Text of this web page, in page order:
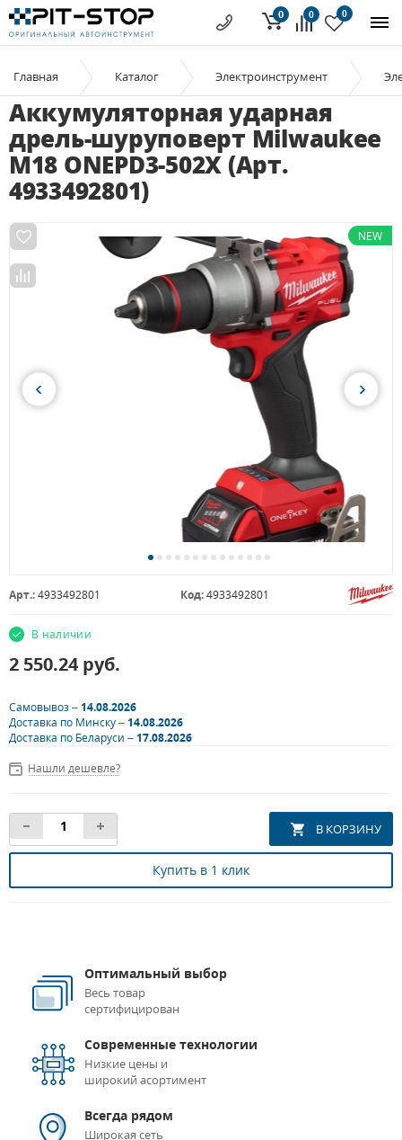
0 0
0
Главная Каталог Электроинструмент
Аккумуляторная ударная
дрель-шуруповерт Milwaukee
M18 ONEPD3-502X (Арт.
4933492801)
NEW
Арт.:4933492801 Код:4933492801
В наличии
2 550.24 руб.
Самовывоз –14.08.2026
Доставка по Минску –14.08.2026
Доставка по Беларуси –17.08.2026
Нашли дешевле?
Купить в 1 клик
Оптимальный выбор
Весь товар
сертифицирован
Современные технологии
Низкие цены и
широкий асортимент
Всегда рядом
Широкая сеть